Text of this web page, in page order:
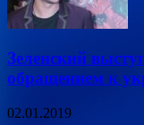
Зеленский
обращением к
02.01.2019